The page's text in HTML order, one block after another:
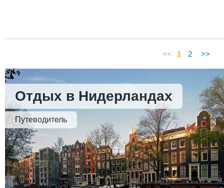
<< 1 2 >>
Отдых в Нидерландах
Путеводитель